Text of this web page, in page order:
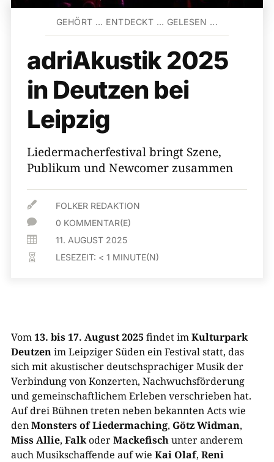
GEHÖRT … ENTDECKT … GELESEN ...
adriAkustik 2025
in Deutzen bei
Leipzig
Liedermacherfestival bringt Szene,
Publikum und Newcomer zusammen
 FOLKER REDAKTION
 0 KOMMENTAR(E)
 11. AUGUST 2025
 LESEZEIT: < 1 MINUTE(N)
Vom13. bis 17. August 2025findet imKulturpark
Deutzenim Leipziger Süden ein Festival statt, das
sich mit akustischer deutschsprachiger Musik der
Verbindung vonKonzerten, Nachwuchsförderung
und gemeinschaftlichem Erleben verschrieben hat.
Auf drei Bühnen treten neben bekannten Acts wie
denMonsters of Liedermaching, Götz Widman,
Miss Allie, FalkoderMackefischunter anderem
auch Musikschaffende auf wie Kai Olaf, Reni